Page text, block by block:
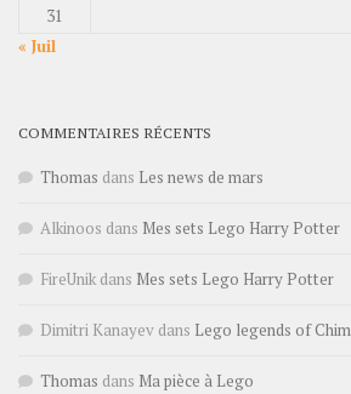
31
« Juil
COMMENTAIRES RÉCENTS
Thomas dans Les news de mars
Alkinoos dans Mes sets Lego Harry Potter
FireUnik dans Mes sets Lego Harry Potter
Dimitri Kanayev dans Lego legends of
Thomas dans Ma pièce à Lego